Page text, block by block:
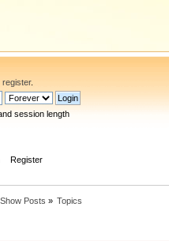
register.
session length
Register
Show Posts » Topics